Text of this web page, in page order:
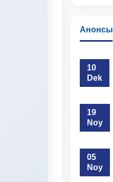
Анонсы
10
Dek
19
Noy
05
Noy